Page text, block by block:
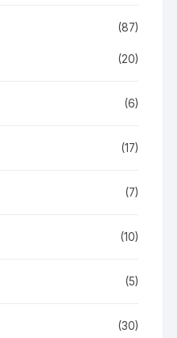
(87)
(20)
(6)
(17)
(7)
(10)
(5)
(30)